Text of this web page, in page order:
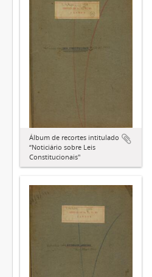
Álbum de recortes intitulado
“Noticiário sobre Leis
Constitucionais"